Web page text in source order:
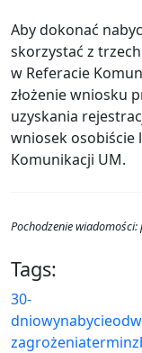
Aby dokonać
skorzystać z
w Referacie
złożenie wniosku
uzyskania
wniosek osobiście
Komunikacji UM.
Pochodzenie
Tags:
30-
dniowynabycie
zagrożeniatermin